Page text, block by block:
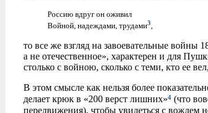
Россию вдруг он оживил
Войной, надеждами, трудами3,
то все же взгляд на завоевательные войны
а не отечественное», характерен и для
столько с войною, сколько с теми, кто ее
В этом смысле как нельзя более
делает крюк в «200 верст лишних»4(что
передвижения), чтобы увидеться с вождем